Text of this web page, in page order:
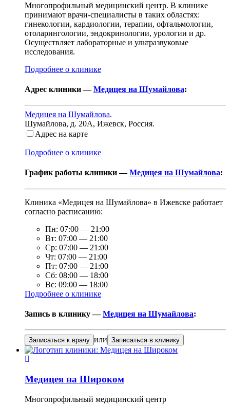
Многопрофильный медицинский центр. В клинике
принимают врачи-специалисты в таких областях:
гинекологии, кардиологии, терапии, офтальмологии,
отоларингологии, эндокринологии, урологии и др.
Осуществляет лабораторные и ультразвуковые
исследования.
Подробнее о клинике
Адрес клиники —Медицея на Шумайлова:
Медицея на Шумайлова.
Шумайлова, д. 20А, Ижевск, Россия.
Адрес на карте
Подробнее о клинике
График работы клиники —Медицея на Шумайлова:
Клиника «Медицея на Шумайлова» в Ижевске работает
согласно расписанию:
Пн: 07:00 — 21:00
Вт: 07:00 — 21:00
Ср: 07:00 — 21:00
Чт: 07:00 — 21:00
Пт: 07:00 — 21:00
Сб: 08:00 — 18:00
Вс: 09:00 — 18:00
Подробнее о клинике
Запись в клинику —Медицея на Шумайлова:
Записаться к врачу или Записаться в клинику
Медицея на Широком
Многопрофильный медицинский центр